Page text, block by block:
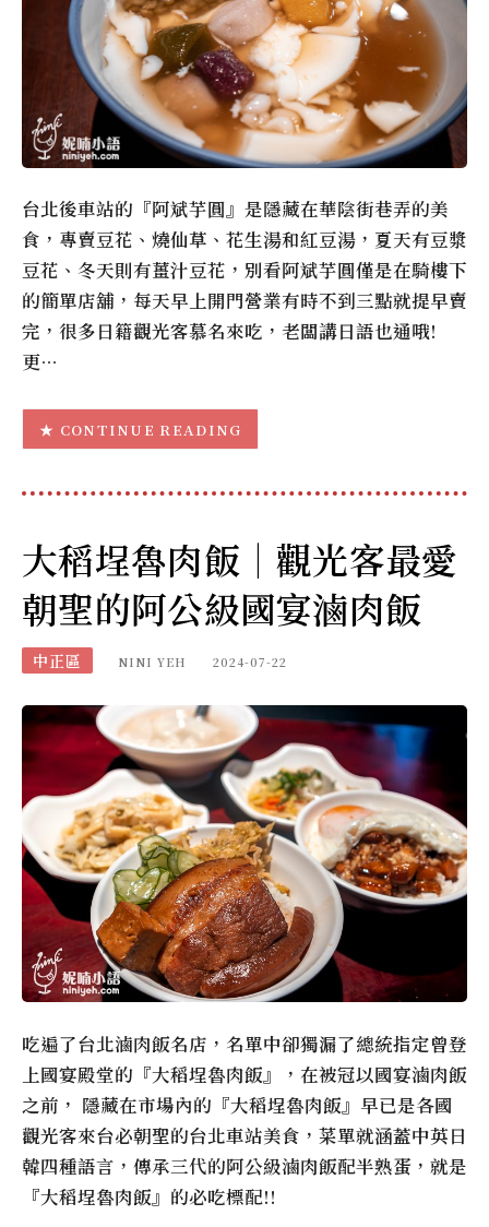
台北後車站的『阿斌芋圓』是隱藏在華陰街巷弄的美
食，專賣豆花、燒仙草、花生湯和紅豆湯，夏天有豆漿
豆花、冬天則有薑汁豆花，別看阿斌芋圓僅是在騎樓下
的簡單店舖，每天早上開門營業有時不到三點就提早賣
完，很多日籍觀光客慕名來吃，老闆講日語也通哦!
更…
CONTINUE READING
大稻埕魯肉飯｜觀光客最愛
朝聖的阿公級國宴滷肉飯
中正區 NINI YEH 2024-07-22
吃遍了台北滷肉飯名店，名單中卻獨漏了總統指定曾登
上國宴殿堂的『大稻埕魯肉飯』，在被冠以國宴滷肉飯
之前， 隱藏在市場內的『大稻埕魯肉飯』早已是各國
觀光客來台必朝聖的台北車站美食，菜單就涵蓋中英日
韓四種語言，傳承三代的阿公級滷肉飯配半熟蛋，就是
『大稻埕魯肉飯』的必吃標配!!